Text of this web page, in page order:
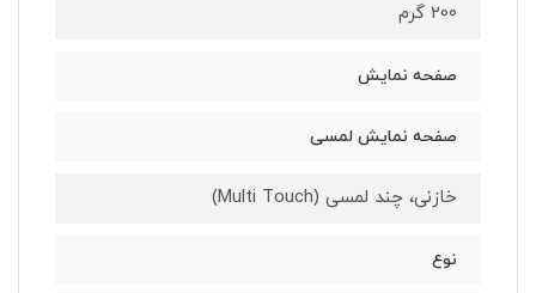
200 گرم
صفحه نمایش
صفحه نمایش لمسی
خازنی، چند لمسی (Multi Touch)
نوع